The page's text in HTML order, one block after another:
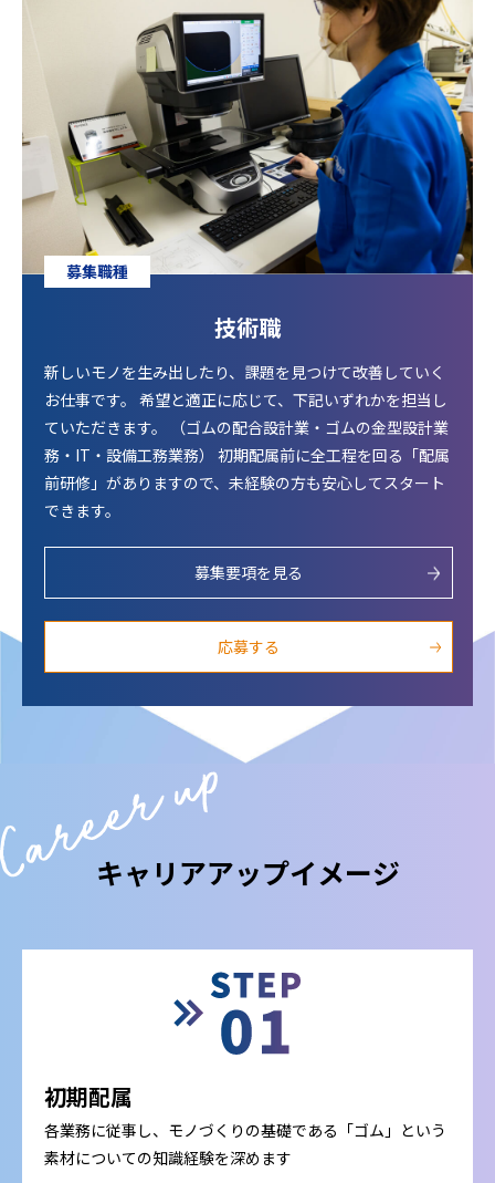
募集職種
技術職
新しいモノを生み出したり、課題を見つけて改善していく
お仕事です。 希望と適正に応じて、下記いずれかを担当し
ていただきます。 （ゴムの配合設計業・ゴムの金型設計業
務・IT・設備工務業務） 初期配属前に全工程を回る「配属
前研修」がありますので、未経験の方も安心してスタート
できます。
募集要項を見る
応募する
キャリアアップイメージ
初期配属
各業務に従事し、モノづくりの基礎である「ゴム」という
素材についての知識経験を深めます